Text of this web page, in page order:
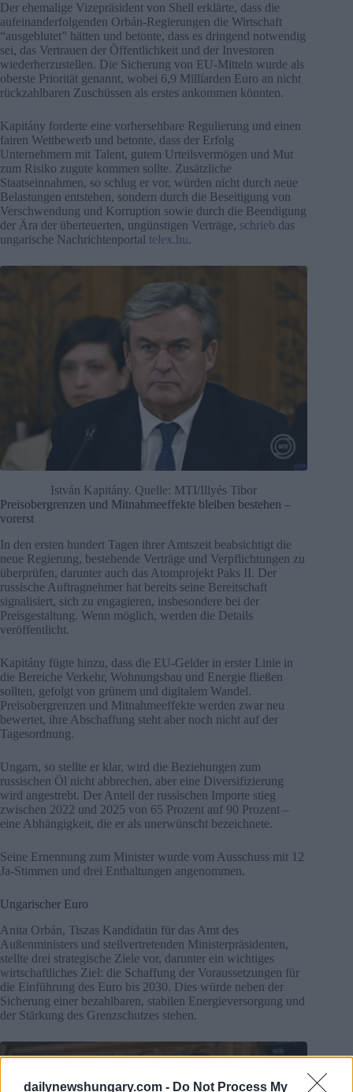
dailynewshungary.com - Do Not Process My
Der ehemalige Vizepräsident von Shell erklärte, dass die
aufeinanderfolgenden Orbán-Regierungen die Wirtschaft
“ausgeblutet” hätten und betonte, dass es dringend notwendig
sei, das Vertrauen der Öffentlichkeit und der Investoren
wiederherzustellen. Die Sicherung von EU-Mitteln wurde als
oberste Priorität genannt, wobei 6,9 Milliarden Euro an nicht
rückzahlbaren Zuschüssen als erstes ankommen könnten.
Kapitány forderte eine vorhersehbare Regulierung und einen
fairen Wettbewerb und betonte, dass der Erfolg
Unternehmern mit Talent, gutem Urteilsvermögen und Mut
zum Risiko zugute kommen sollte. Zusätzliche
Staatseinnahmen, so schlug er vor, würden nicht durch neue
Belastungen entstehen, sondern durch die Beseitigung von
Verschwendung und Korruption sowie durch die Beendigung
der Ära der überteuerten, ungünstigen Verträge, schrieb das
ungarische Nachrichtenportal telex.hu.
István Kapitány. Quelle: MTI/Illyés Tibor
Preisobergrenzen und Mitnahmeeffekte bleiben bestehen –
vorerst
In den ersten hundert Tagen ihrer Amtszeit beabsichtigt die
neue Regierung, bestehende Verträge und Verpflichtungen zu
überprüfen, darunter auch das Atomprojekt Paks II. Der
russische Auftragnehmer hat bereits seine Bereitschaft
signalisiert, sich zu engagieren, insbesondere bei der
Preisgestaltung. Wenn möglich, werden die Details
veröffentlicht.
Kapitány fügte hinzu, dass die EU-Gelder in erster Linie in
die Bereiche Verkehr, Wohnungsbau und Energie fließen
sollten, gefolgt von grünem und digitalem Wandel.
Preisobergrenzen und Mitnahmeeffekte werden zwar neu
bewertet, ihre Abschaffung steht aber noch nicht auf der
Tagesordnung.
Ungarn, so stellte er klar, wird die Beziehungen zum
russischen Öl nicht abbrechen, aber eine Diversifizierung
wird angestrebt. Der Anteil der russischen Importe stieg
zwischen 2022 und 2025 von 65 Prozent auf 90 Prozent –
eine Abhängigkeit, die er als unerwünscht bezeichnete.
Seine Ernennung zum Minister wurde vom Ausschuss mit 12
Ja-Stimmen und drei Enthaltungen angenommen.
Ungarischer Euro
Anita Orbán, Tiszas Kandidatin für das Amt des
Außenministers und stellvertretenden Ministerpräsidenten,
stellte drei strategische Ziele vor, darunter ein wichtiges
wirtschaftliches Ziel: die Schaffung der Voraussetzungen für
die Einführung des Euro bis 2030. Dies würde neben der
Sicherung einer bezahlbaren, stabilen Energieversorgung und
der Stärkung des Grenzschutzes stehen.